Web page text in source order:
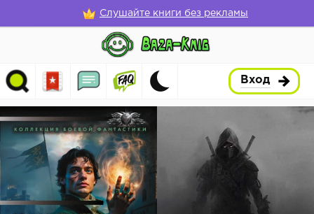
Слушайте книги без рекламы
Вход